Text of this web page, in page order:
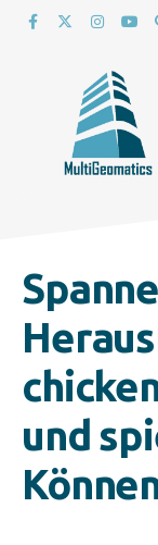
Skip
und
Search